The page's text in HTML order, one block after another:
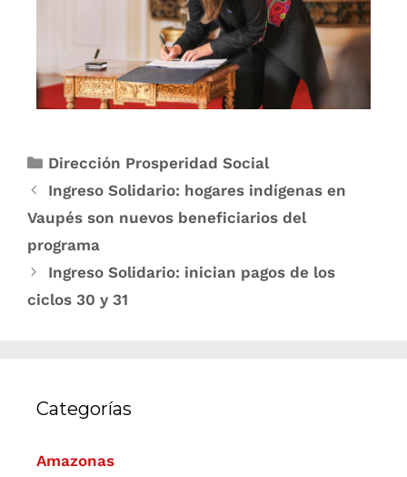
Dirección Prosperidad Social
Ingreso Solidario: hogares indígenas en
Vaupés son nuevos beneficiarios del
programa
Ingreso Solidario: inician pagos de los
ciclos 30 y 31
Categorías
Amazonas